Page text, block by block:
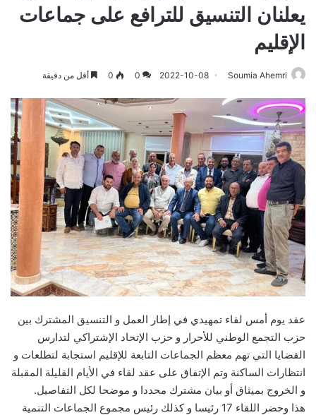
يعلنان التنسيق للترافع على جماعات
الإقليم
Soumia Ahemri
2022-10-08
0
0 أقل من دقيقة
عقد يوم أمس لقاء تمهيدي في إطار العمل و التنسيق المشترك بين
حزب التجمع الوطني للأحرار و حزب الإتحاد الإشتراكي لتدارس
القضايا التي تهم معظم الجماعات التابعة للإقليم استجابة لتطلعات و
انتظارات الساكنة وتم الإتفاق على عقد لقاء في الأيام القليلة المقبلة
و الخروج بميثاق أو بيان مشترك محددا و موضحا لكل التفاصيل.
هذا وحضر اللقاء 17 رئيسا و كذلك رئيس مجموع الجماعات التنمية